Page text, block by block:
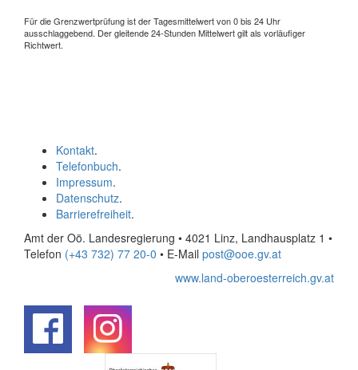
Für die Grenzwertprüfung ist der Tagesmittelwert von 0 bis 24 Uhr
ausschlaggebend. Der gleitende 24-Stunden Mittelwert gilt als vorläufiger
Richtwert.
Kontakt.
Telefonbuch.
Impressum.
Datenschutz.
Barrierefreiheit.
Amt der Oö. Landesregierung • 4021 Linz, Landhausplatz 1 •
Telefon (+43 732) 77 20-0 • E-Mail post@ooe.gv.at
www.land-oberoesterreich.gv.at